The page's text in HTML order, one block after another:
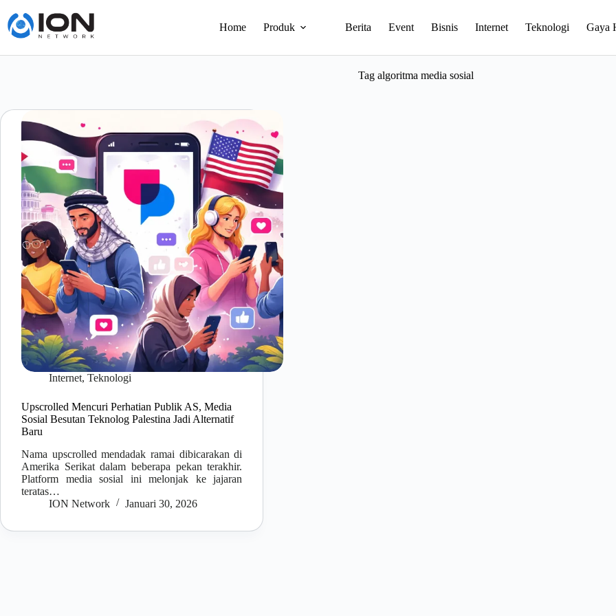
content
Home Produk Berita Event Bisnis Internet Teknologi Gaya
Tagalgoritma media sosial
Internet, Teknologi
Upscrolled Mencuri Perhatian Publik AS, Media
Sosial Besutan Teknolog Palestina Jadi Alternatif
Baru
Nama upscrolled mendadak ramai dibicarakan di
Amerika Serikat dalam beberapa pekan terakhir.
Platform media sosial ini melonjak ke jajaran
teratas…
ION Network
Januari 30, 2026